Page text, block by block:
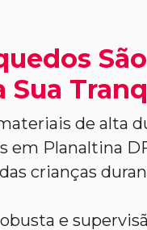
Sua
de alta
em Planaltina
crianças
e